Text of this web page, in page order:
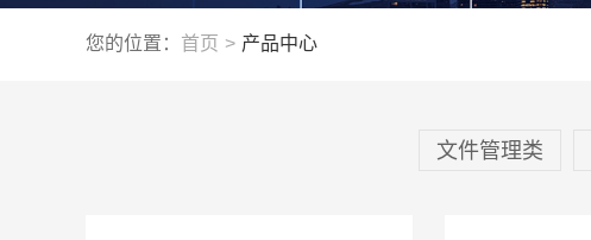
您的位置： 首页 > 产品中心
文件管理类